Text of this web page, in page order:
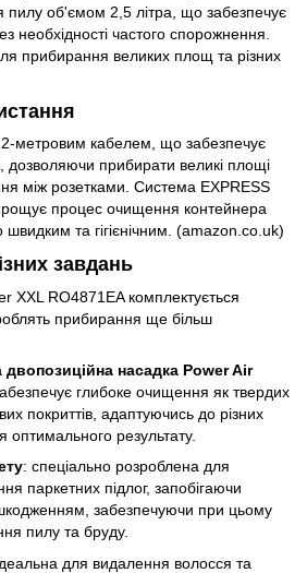
пилу об'ємом 2,5 літра, що забезпечує
необхідності частого спорожнення.
прибирання великих площ та різних
метровим кабелем, що забезпечує
дозволяючи прибирати великі площі
між розетками. Система EXPRESS
процес очищення контейнера
та гігієнічним. (amazon.co.uk)
завдань
XXL RO4871EA комплектується
прибирання ще більш
насадка Power Air
глибоке очищення як твердих
покриттів, адаптуючись до різних
оптимального результату.
: спеціально розроблена для
паркетних підлог, запобігаючи
забезпечуючи при цьому
пилу та бруду.
для видалення волосся та